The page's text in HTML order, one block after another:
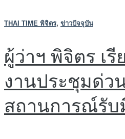
THAI TIME พิจิตร, ข่าวปัจจุบัน
ผู้ว่าฯ พิจิตร เ
งานประชุมด่ว
สถานการณ์รั